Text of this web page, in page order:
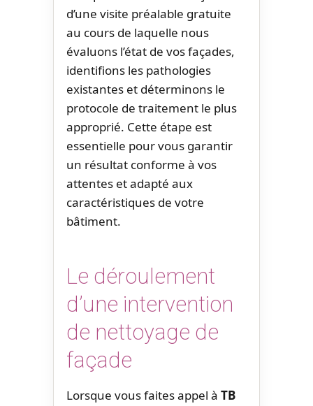
d’une visite préalable gratuite
au cours de laquelle nous
évaluons l’état de vos façades,
identifions les pathologies
existantes et déterminons le
protocole de traitement le plus
approprié. Cette étape est
essentielle pour vous garantir
un résultat conforme à vos
attentes et adapté aux
caractéristiques de votre
bâtiment.
Le déroulement
d’une intervention
de nettoyage de
façade
Lorsque vous faites appel à TB